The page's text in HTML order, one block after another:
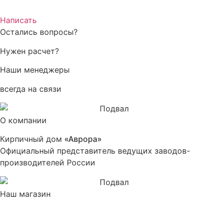
Написать
Остались вопросы?
Нужен расчет?
Наши менеджеры
всегда на связи
О компании
Кирпичный дом «Аврора»
Официальный представитель ведущих заводов-
производителей России
Наш магазин